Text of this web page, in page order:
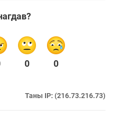
0 0
Таны IP: (216.73.216.73)